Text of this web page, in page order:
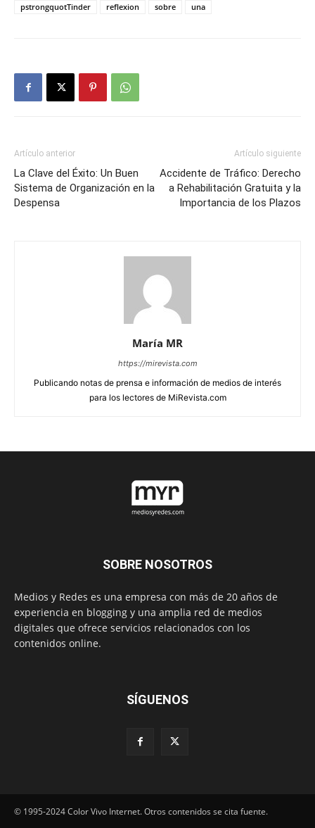
pstrongquotTinder
reflexion sobre una
Artículo anterior
La Clave del Éxito: Un Buen
Sistema de Organización en la
Despensa
Artículo siguiente
Accidente de Tráfico: Derecho
a Rehabilitación Gratuita y la
Importancia de los Plazos
María MR
https://mirevista.com
Publicando notas de prensa e información de medios de interés
para los lectores de MiRevista.com
SOBRE NOSOTROS
Medios y Redes es una empresa con más de 20 años de
experiencia en blogging y una amplia red de medios
digitales que ofrece servicios relacionados con los
contenidos online.
SÍGUENOS
© 1995-2024 Color Vivo Internet. Otros contenidos se cita fuente.